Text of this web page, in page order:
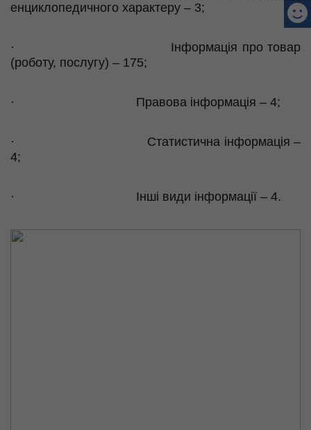
енциклопедичного характеру – 3;
·
Інформація про товар
(роботу, послугу) – 175;
· Правова інформація – 4;
·
Статистична інформація –
4;
· Інші види інформації – 4.